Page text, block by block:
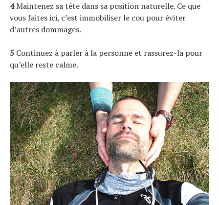
4Maintenez sa tête dans sa position naturelle. Ce que
vous faites ici, c’est immobiliser le cou pour éviter
d’autres dommages.
5 Continuez à parler à la personne et rassurez-la pour
qu’elle reste calme.